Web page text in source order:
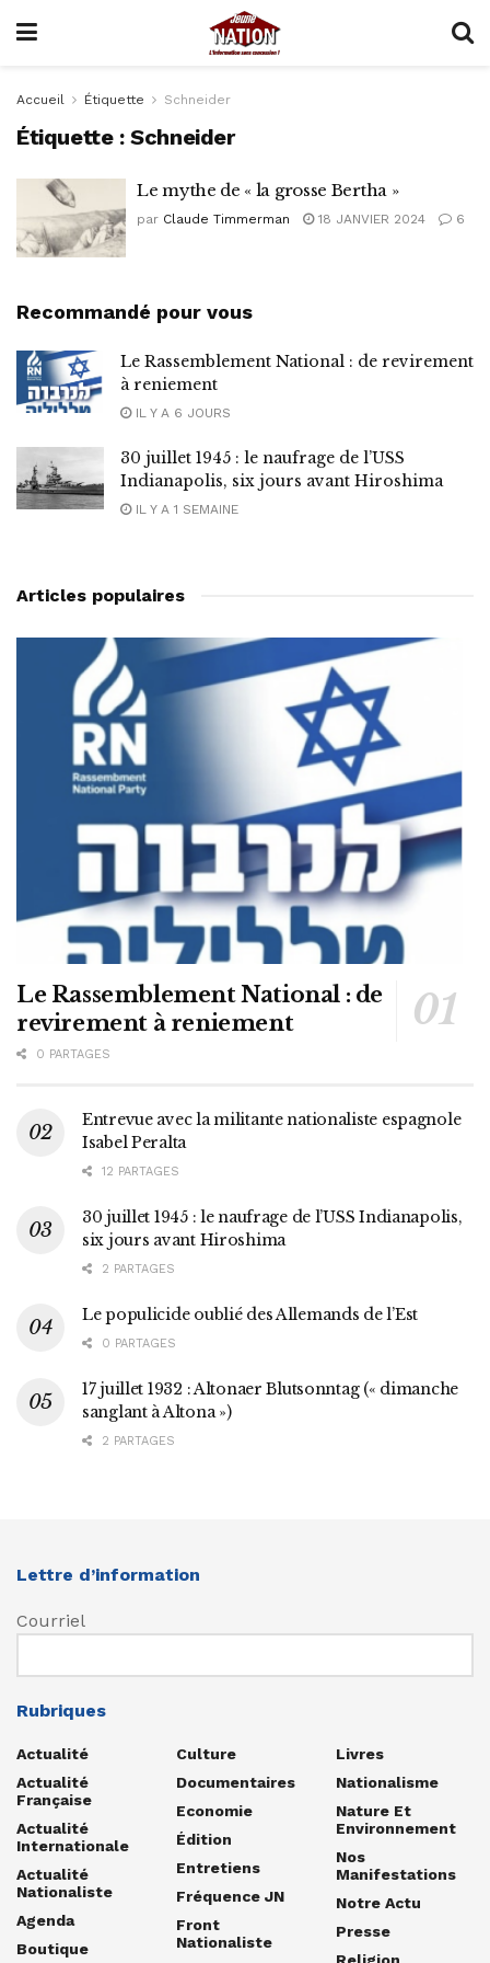
Accueil Étiquette Schneider
Étiquette :Schneider
Le mythe de « la grosse Bertha »
par Claude Timmerman 18 JANVIER 2024 6
Recommandé pour vous
Le Rassemblement National : de revirement
à reniement
IL Y A 6 JOURS
30 juillet 1945 : le naufrage de l’USS
Indianapolis, six jours avant Hiroshima
IL Y A 1 SEMAINE
Articles populaires
Le Rassemblement National : de
revirement à reniement
0 PARTAGES
Entrevue avec la militante nationaliste espagnole
Isabel Peralta
12 PARTAGES
30 juillet 1945 : le naufrage de l’USS Indianapolis,
six jours avant Hiroshima
2 PARTAGES
Le populicide oublié des Allemands de l’Est
0 PARTAGES
17 juillet 1932 : Altonaer Blutsonntag (« dimanche
sanglant à Altona »)
2 PARTAGES
Lettre d’information
Courriel
Rubriques
Actualité
Actualité
Française
Actualité
Internationale
Actualité
Nationaliste
Agenda
Boutique
Culture
Documentaires
Economie
Édition
Entretiens
Fréquence JN
Front
Nationaliste
Livres
Nationalisme
Nature Et
Environnement
Nos
Manifestations
Notre Actu
Presse